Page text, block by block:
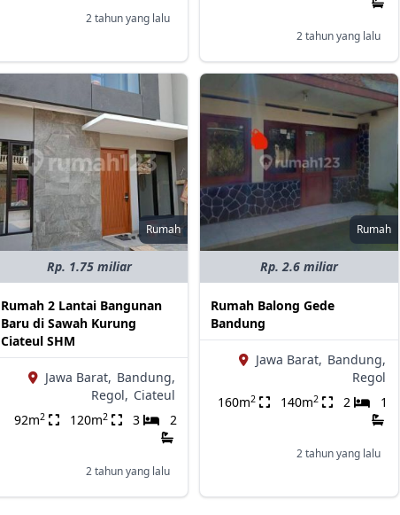
2 tahun yang lalu
2 tahun yang lalu
Rumah
Rp. 1.75 miliar
Rumah 2 Lantai Bangunan
Baru di Sawah Kurung
Ciateul SHM
Jawa Barat, Bandung,
Regol, Ciateul
92m2 120m2 3 2
2 tahun yang lalu
Rumah
Rp. 2.6 miliar
Rumah Balong Gede
Bandung
Jawa Barat, Bandung,
Regol
160m2 140m2 2 1
2 tahun yang lalu